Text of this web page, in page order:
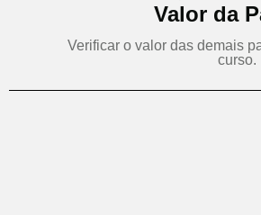
Valor da
Verificar o valor das demais
curso.